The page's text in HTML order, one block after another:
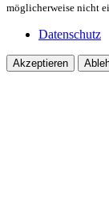
möglicherweise nicht
Datenschutz
Akzeptieren